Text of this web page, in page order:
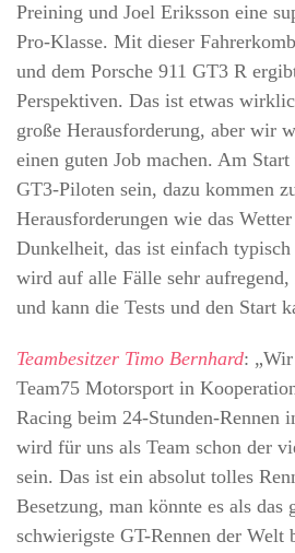
Preining und Joel Eriksson eine
Pro-Klasse. Mit dieser
und dem Porsche 911 GT3 R
Perspektiven. Das ist etwas
große Herausforderung, aber wir
einen guten Job machen. Am
GT3-Piloten sein, dazu kommen
Herausforderungen wie das
Dunkelheit, das ist einfach typisch
wird auf alle Fälle sehr
und kann die Tests und den
Teambesitzer Timo Bernhard:
Team75 Motorsport in
Racing beim 24-Stunden-Rennen
wird für uns als Team schon der
sein. Das ist ein absolut tolles
Besetzung, man könnte es als das
schwierigste GT-Rennen der Welt